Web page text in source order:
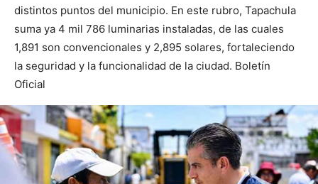
distintos puntos del municipio. En este rubro, Tapachula
suma ya 4 mil 786 luminarias instaladas, de las cuales
1,891 son convencionales y 2,895 solares, fortaleciendo
la seguridad y la funcionalidad de la ciudad. Boletín
Oficial